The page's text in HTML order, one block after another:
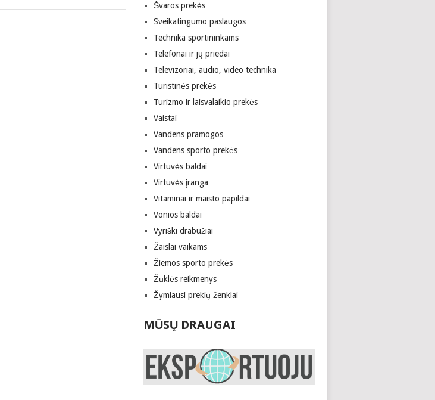
Švaros prekės
Sveikatingumo paslaugos
Technika sportininkams
Telefonai ir jų priedai
Televizoriai, audio, video technika
Turistinės prekės
Turizmo ir laisvalaikio prekės
Vaistai
Vandens pramogos
Vandens sporto prekės
Virtuvės baldai
Virtuvės įranga
Vitaminai ir maisto papildai
Vonios baldai
Vyriški drabužiai
Žaislai vaikams
Žiemos sporto prekės
Žūklės reikmenys
Žymiausi prekių ženklai
MŪSŲ DRAUGAI